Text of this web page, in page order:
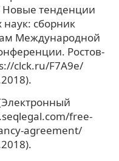
Новые тенденции
сборник
Международной
Ростов-
clck.ru/F7A9e/
free-
agreement/